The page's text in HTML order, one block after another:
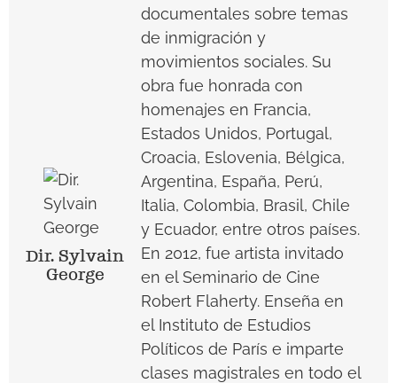
Dir. Sylvain
George
documentales sobre temas
de inmigración y
movimientos sociales. Su
obra fue honrada con
homenajes en Francia,
Estados Unidos, Portugal,
Croacia, Eslovenia, Bélgica,
Argentina, España, Perú,
Italia, Colombia, Brasil, Chile
y Ecuador, entre otros países.
En 2012, fue artista invitado
en el Seminario de Cine
Robert Flaherty. Enseña en
el Instituto de Estudios
Políticos de París e imparte
clases magistrales en todo el